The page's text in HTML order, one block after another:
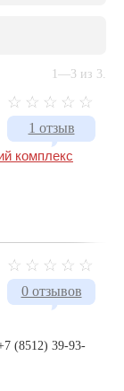
1—3 из 3.
1 отзыв
комплекс
0 отзывов
(8512) 39-93-